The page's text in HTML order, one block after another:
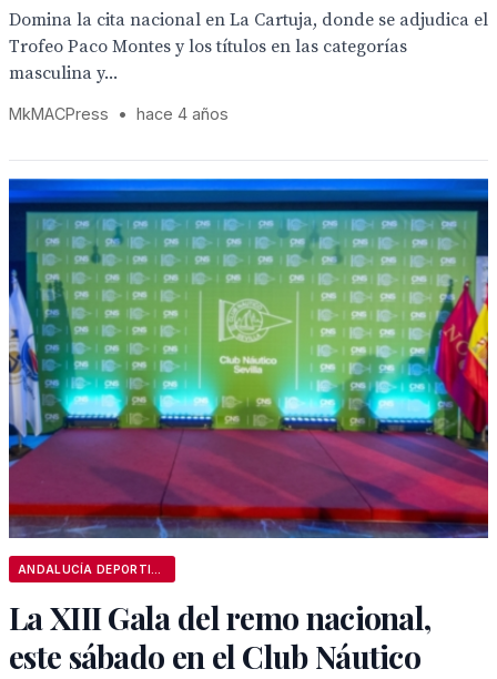
Domina la cita nacional en La Cartuja, donde se adjudica el
Trofeo Paco Montes y los títulos en las categorías
masculina y...
MkMACPress • hace 4 años
La XIII Gala del remo nacional,
este sábado en el Club Náutico